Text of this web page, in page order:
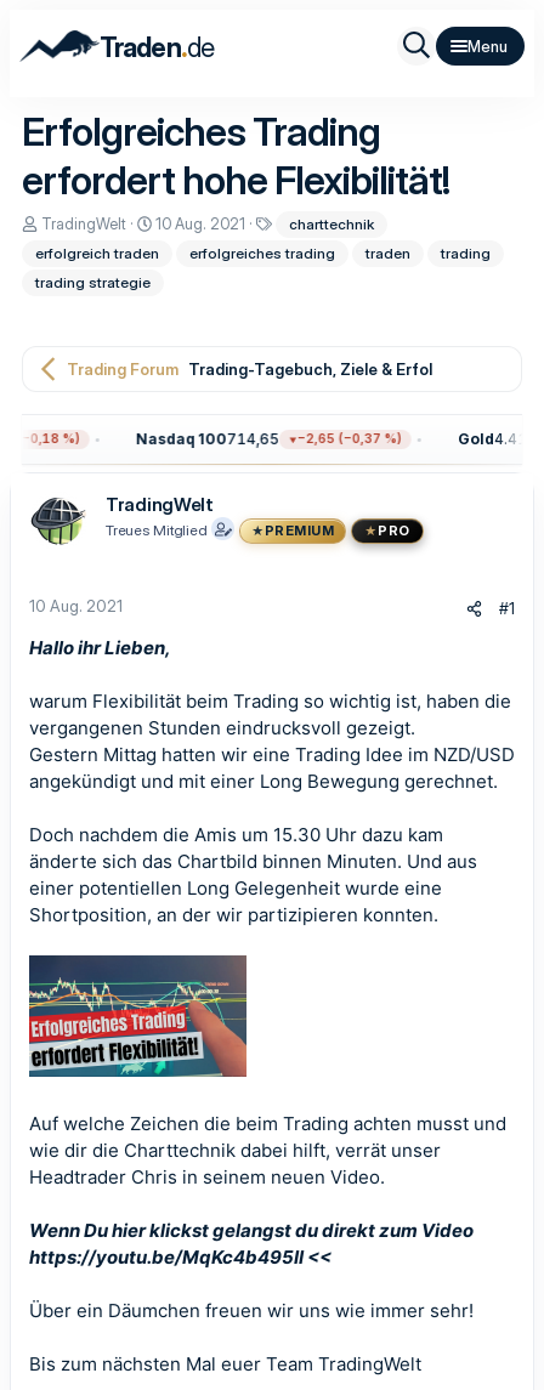
Traden.de
Erfolgreiches Trading
erfordert hohe Flexibilität!
E
s
t
r
TradingWelt
E
s
a
10 Aug. 2021
h
r
charttechnik
erfolgreich traden
erfolgreiches trading traden
trading
trading strategie
Trading Forum Trading-Tagebuch, Ziele & Erfolge
(−0,18 %) Nasdaq 100714,65 −2,65 (−0,37 %) Gold
TradingWelt
Treues Mitglied PREMIUM PRO
10 Aug. 2021 #1
Hallo ihr Lieben,
warum Flexibilität beim Trading so wichtig ist, haben die
vergangenen Stunden eindrucksvoll gezeigt.
Gestern Mittag hatten wir eine Trading Idee im NZD/USD
angekündigt und mit einer Long Bewegung gerechnet.
Doch nachdem die Amis um 15.30 Uhr dazu kam
änderte sich das Chartbild binnen Minuten. Und aus
einer potentiellen Long Gelegenheit wurde eine
Shortposition, an der wir partizipieren konnten.
Auf welche Zeichen die beim Trading achten musst und
wie dir die Charttechnik dabei hilft, verrät unser
Headtrader Chris in seinem neuen Video.
Wenn Du hier klickst gelangst du direkt zum Video
https://youtu.be/MqKc4b495II <<
Über ein Däumchen freuen wir uns wie immer sehr!
Bis zum nächsten Mal euer Team TradingWelt